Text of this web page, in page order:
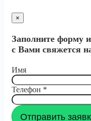
×
Заполните форму
с Вами свяжется
Имя
Телефон *
Отправить